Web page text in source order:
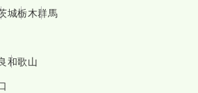
城栃木群馬
和歌山